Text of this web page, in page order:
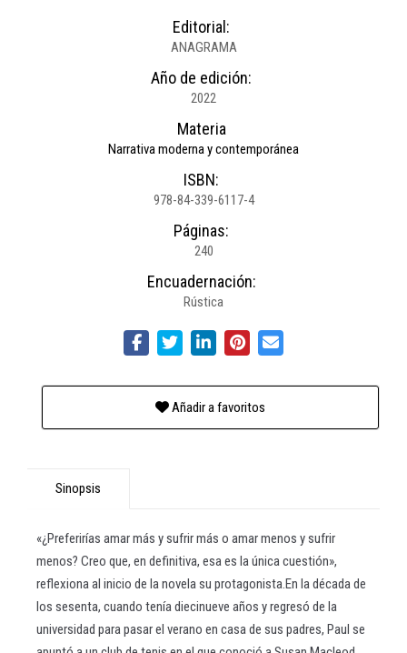
Editorial:
ANAGRAMA
Año de edición:
2022
Materia
Narrativa moderna y contemporánea
ISBN:
978-84-339-6117-4
Páginas:
240
Encuadernación:
Rústica
Añadir a favoritos
Sinopsis
«¿Preferirías amar más y sufrir más o amar menos y sufrir
menos? Creo que, en definitiva, esa es la única cuestión»,
reflexiona al inicio de la novela su protagonista.En la década de
los sesenta, cuando tenía diecinueve años y regresó de la
universidad para pasar el verano en casa de sus padres, Paul se